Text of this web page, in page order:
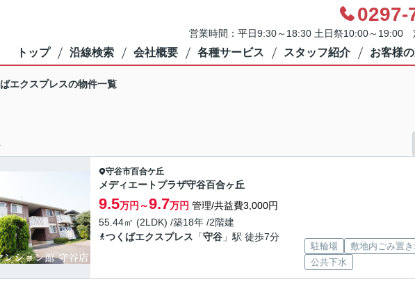
0297-
営業時間：平日9:30～18:30 土日祭10:00～19:00
トップ 沿線検索 会社概要 各種サービス スタッフ紹介 お客様
エクスプレスの物件一覧
守谷市百合ケ丘
メディエートプラザ守谷百合ヶ丘
9.5万円～9.7万円 管理/共益費3,000円
55.44㎡ (2LDK) /築18年 /2階建
つくばエクスプレス 「守谷 」駅 徒歩7分
駐輪場 敷地内ごみ置
公共下水